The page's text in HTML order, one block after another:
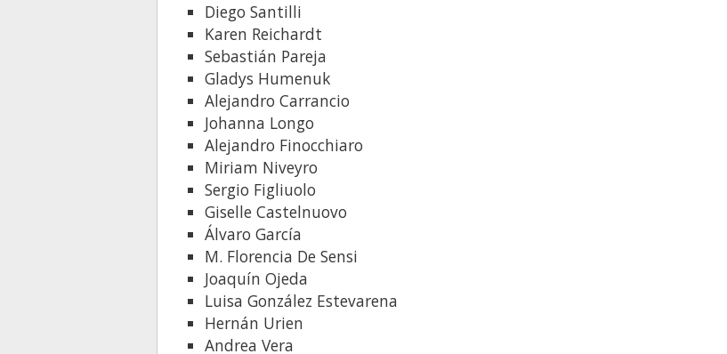
Diego Santilli
Karen Reichardt
Sebastián Pareja
Gladys Humenuk
Alejandro Carrancio
Johanna Longo
Alejandro Finocchiaro
Miriam Niveyro
Sergio Figliuolo
Giselle Castelnuovo
Álvaro García
M. Florencia De Sensi
Joaquín Ojeda
Luisa González Estevarena
Hernán Urien
Andrea Vera